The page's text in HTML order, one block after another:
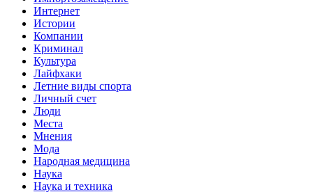
Интернет
Истории
Компании
Криминал
Культура
Лайфхаки
Летние виды спорта
Личный счет
Люди
Места
Мнения
Мода
Народная медицина
Наука
Наука и техника